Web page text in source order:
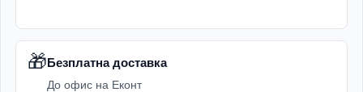
🎁Безплатна доставка
До офис на Еконт